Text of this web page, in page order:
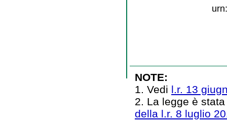
NOTE:
1. Vedi l.r. 13
2. La legge è
della l.r. 8 luglio